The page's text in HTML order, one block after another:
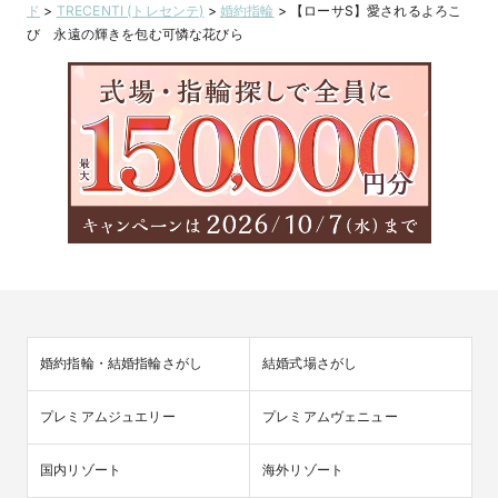
ド > TRECENTI (トレセンテ) > 婚約指輪 >
【ローサS】愛されるよろこ
び 永遠の輝きを包む可憐な花びら
婚約指輪・結婚指輪さがし 結婚式場さがし
プレミアムジュエリー プレミアムヴェニュー
国内リゾート 海外リゾート